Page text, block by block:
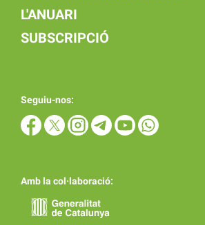
L'ANUARI
SUBSCRIPCIÓ
Seguiu-nos:
Amb la col·laboració: